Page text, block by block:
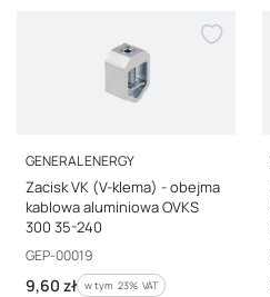
PRODUCENT
GENERAL ENERGY
Zacisk VK (V-klema) - obejma
kablowa aluminiowa OVKS
300 35-240
Kod producenta
GEP-00019
Cena brutto
9,60 zł w tym %s VAT
w tym 23% VAT